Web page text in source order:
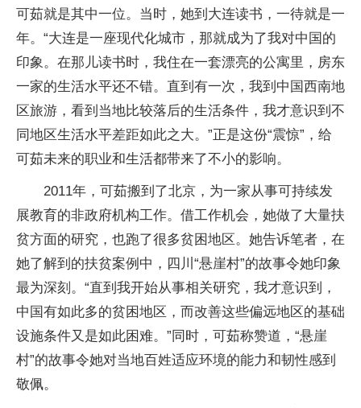
可茹就是其中一位。当时，她到大连读书，一待就是一
年。“大连是一座现代化城市，那就成为了我对中国的
印象。在那儿读书时，我住在一套漂亮的公寓里，房东
一家的生活水平还不错。直到有一次，我到中国西南地
区旅游，看到当地比较落后的生活条件，我才意识到不
同地区生活水平差距如此之大。”正是这份“震惊”，给
可茹未来的职业和生活都带来了不小的影响。
2011年，可茹搬到了北京，为一家从事可持续发
展教育的非政府机构工作。借工作机会，她做了大量扶
贫方面的研究，也跑了很多贫困地区。她告诉笔者，在
她了解到的扶贫案例中，四川“悬崖村”的故事令她印象
最为深刻。“直到我开始从事相关研究，我才意识到，
中国有如此多的贫困地区，而改善这些偏远地区的基础
设施条件又是如此困难。”同时，可茹称赞道，“悬崖
村”的故事令她对当地百姓适应环境的能力和韧性感到
敬佩。